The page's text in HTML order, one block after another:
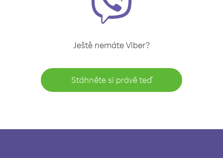
Ještě nemáte Viber?
Stáhněte si právě teď